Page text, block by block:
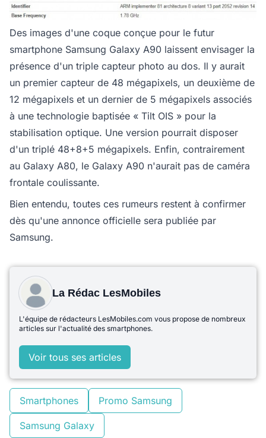
Des images d'une coque conçue pour le futur
smartphone Samsung Galaxy A90 laissent envisager la
présence d'un triple capteur photo au dos. Il y aurait
un premier capteur de 48 mégapixels, un deuxième de
12 mégapixels et un dernier de 5 mégapixels associés
à une technologie baptisée « Tilt OIS » pour la
stabilisation optique. Une version pourrait disposer
d'un triplé 48+8+5 mégapixels. Enfin, contrairement
au Galaxy A80, le Galaxy A90 n'aurait pas de caméra
frontale coulissante.
Bien entendu, toutes ces rumeurs restent à confirmer
dès qu'une annonce officielle sera publiée par
Samsung.
La Rédac LesMobiles
L'équipe de rédacteurs LesMobiles.com vous propose de nombreux
articles sur l'actualité des smartphones.
Voir tous ses articles
Smartphones Promo Samsung
Samsung Galaxy